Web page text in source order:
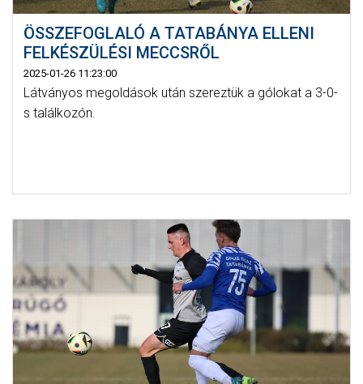
ÖSSZEFOGLALÓ A TATABÁNYA ELLENI
FELKÉSZÜLÉSI MECCSRŐL
2025-01-26 11:23:00
Látványos megoldások után szereztük a gólokat a 3-0-
s találkozón.